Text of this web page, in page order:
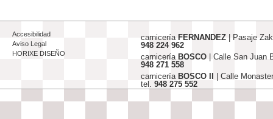
Accesibilidad
Aviso Legal
HORIXE DISEÑO
carnicería FERNANDEZ
| Pasaje
948 224 962
carnicería BOSCO
| Calle San Juan
948 271 558
carnicería BOSCO II
| Calle
tel. 948 275 552